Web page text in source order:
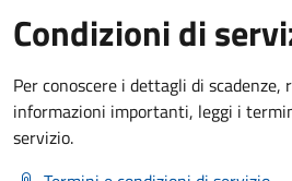
Condizioni di
Per conoscere i dettagli di
informazioni importanti, leggi i
servizio.